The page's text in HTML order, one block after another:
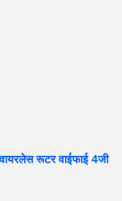
रूटर वाईफाई 4जी